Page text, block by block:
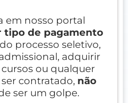
em nosso portal
tipo de pagamento
processo seletivo,
adquirir
ou qualquer
contratado, não
ser um golpe.